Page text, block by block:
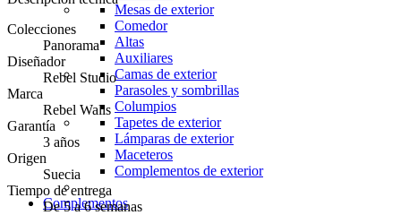
Mesas de exterior
Comedor
Altas
Auxiliares
Camas de exterior
Parasoles y sombrillas
Columpios
Tapetes de exterior
Lámparas de exterior
Maceteros
Complementos de exterior
Complementos
Colecciones
Panorama
Diseñador
Rebel Studio
Marca
Rebel Walls
Garantía
3 años
Origen
Suecia
Tiempo de entrega
De 5 a 6 semanas